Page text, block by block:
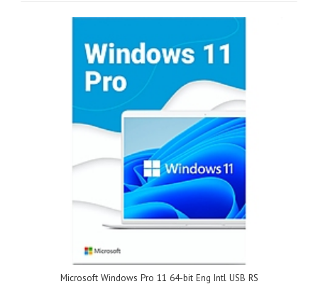
Microsoft Windows Pro 11 64-bit Eng Intl USB RS